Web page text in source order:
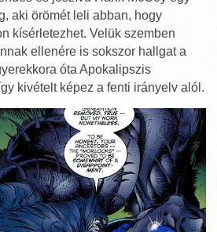
aki örömét leli abban, hogy
kísérletezhet. Velük szemben
ellenére is sokszor hallgat a
óta Apokalipszis
kivételt képez a fenti irányelv alól.